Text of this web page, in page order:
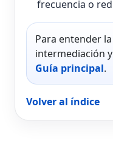
frecuencia o
Para entender
intermediación
Guía principal.
Volver al índice